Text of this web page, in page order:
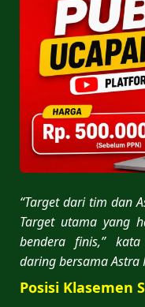
“Target dari tim dan
Target utama yang
bendera finis,”
daring bersama Astra
Posisi Klasemen